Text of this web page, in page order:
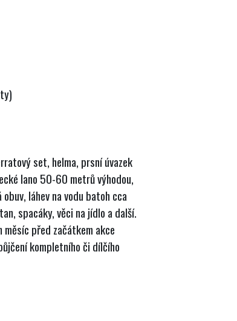
set, helma, prsní úvazek
lano 50-60 metrů výhodou,
láhev na vodu batoh cca
spacáky, věci na jídlo a další.
měsíc před začátkem akce
kompletního či dílčího